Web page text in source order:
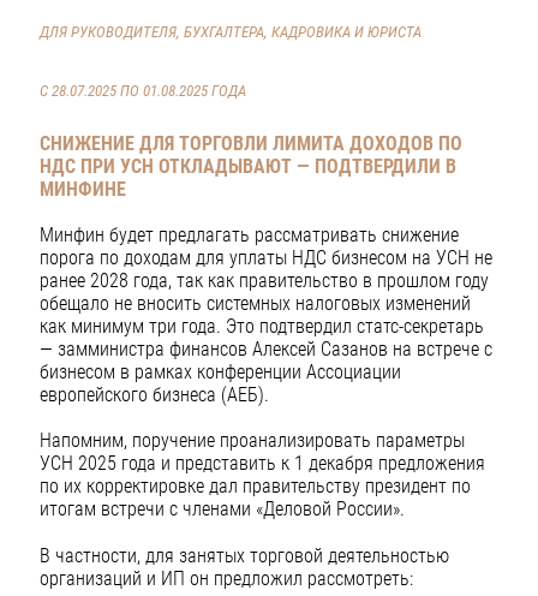
ДЛЯ РУКОВОДИТЕЛЯ, БУХГАЛТЕРА, КАДРОВИКА И ЮРИСТА
С 28.07.2025 ПО 01.08.2025 ГОДА
СНИЖЕНИЕ ДЛЯ ТОРГОВЛИ ЛИМИТА ДОХОДОВ ПО
НДС ПРИ УСН ОТКЛАДЫВАЮТ — ПОДТВЕРДИЛИ В
МИНФИНЕ
Минфин будет предлагать рассматривать снижение
порога по доходам для уплаты НДС бизнесом на УСН не
ранее 2028 года, так как правительство в прошлом году
обещало не вносить системных налоговых изменений
как минимум три года. Это подтвердил статс-секретарь
— замминистра финансов Алексей Сазанов на встрече с
бизнесом в рамках конференции Ассоциации
европейского бизнеса (АЕБ).
Напомним, поручение проанализировать параметры
УСН 2025 года и представить к 1 декабря предложения
по их корректировке дал правительству президент по
итогам встречи с членами «Деловой России».
В частности, для занятых торговой деятельностью
организаций и ИП он предложил рассмотреть: